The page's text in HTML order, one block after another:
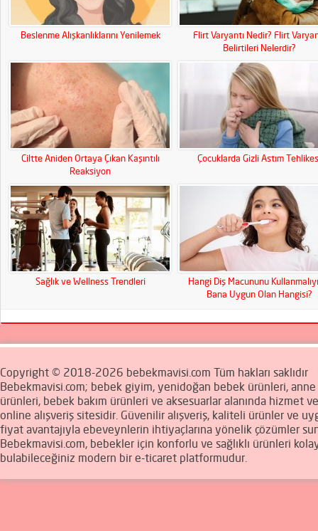
Beslenme Alışkanlıklarını Yenilemek
Flirt Varyantı Nedir? Flirt
Belirtileri Nelerdir?
Ciltte Aniden Ortaya Çıkan Kaşıntılı
Reaksiyon
Çocuklarda Gizli Astım
Sağlık ve Wellness Trendleri
Hangi Diş Macununu
Bana Uygun Olan Hangisi?
Copyright © 2018-2026 bebekmavisi.com Tüm hakları saklıdır
Bebekmavisi.com; bebek giyim, yenidoğan bebek ürünleri,
ürünleri, bebek bakım ürünleri ve aksesuarlar alanında hizmet
online alışveriş sitesidir. Güvenilir alışveriş, kaliteli ürünler ve
fiyat avantajıyla ebeveynlerin ihtiyaçlarına yönelik çözümler
Bebekmavisi.com, bebekler için konforlu ve sağlıklı ürünleri
bulabileceğiniz modern bir e-ticaret platformudur.